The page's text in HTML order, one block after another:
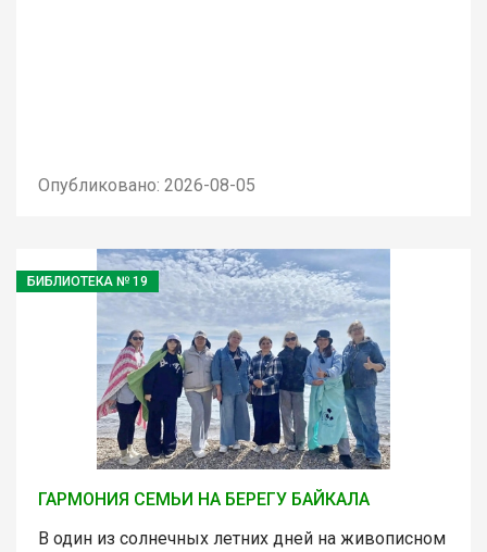
Опубликовано: 2026-08-05
БИБЛИОТЕКА № 19
ГАРМОНИЯ СЕМЬИ НА БЕРЕГУ БАЙКАЛА
В один из солнечных летних дней на живописном